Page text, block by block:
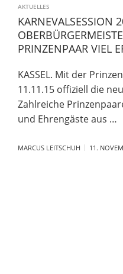
AKTUELLES
KARNEVALSESSION
PRINZENPAAR VIEL
KASSEL. Mit der
11.11.15 offiziell die
Zahlreiche
und Ehrengäste aus …
MARCUS LEITSCHUH 11.